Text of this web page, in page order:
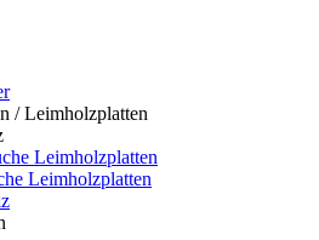
/ Leimholzplatten
Leimholzplatten
Leimholzplatten